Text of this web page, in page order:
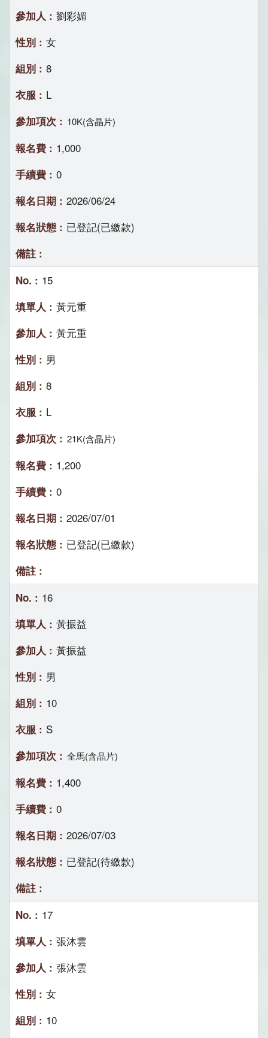
劉彩媚
女
8
L
10K(含晶片)
1,000
0
2026/06/24
已登記(已繳款)
15
黃元重
黃元重
男
8
L
21K(含晶片)
1,200
0
2026/07/01
已登記(已繳款)
16
黃振益
黃振益
男
10
S
全馬(含晶片)
1,400
0
2026/07/03
已登記(待繳款)
17
張沐雲
張沐雲
女
10